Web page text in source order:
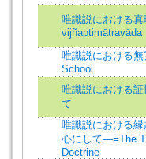
唯識説における
vijñaptimātravāda
唯識説における
School
唯識説における
て
唯識説における
心にして―=The
Doctrine